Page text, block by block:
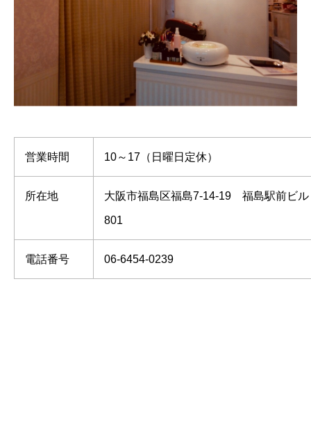
営業時間 10～17（日曜日定休）
所在地 大阪市福島区福島7-14-19 福島駅前ビル
801
電話番号 06-6454-0239